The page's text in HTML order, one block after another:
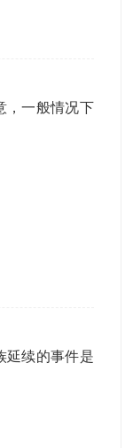
，一般情况下
延续的事件是